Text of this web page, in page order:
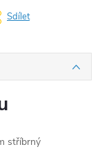
Sdílet
stříbrný